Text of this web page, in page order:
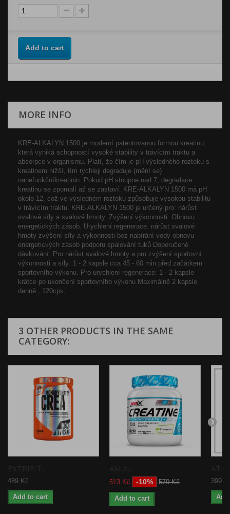
Add to cart
MORE INFO
KRE-ALKALYN 1500 je moderní patentovanou formou kreatinu,
která vyniká schopností vysoké stability v trávícím traktu a
absorpce v organismu. Platí, že čím je pH výsledného roztoku s
kreatinem nižší, tím rychleji degraduje (mění se)
nanefunkčníkreatinin. Pokud pH stoupne nad 7, degradace
kreatinu se zpomalí až se zastaví. KRE-ALKALYN 1500 má pH
okolo 12, což ve výsledném roztoku způsobuje vysokou stabilitu
v trávícím traktu. KRE-ALKALYN 1500 je určený pro: nárůst
svalové síly a svalové hmoty. Zvýšení výkonnosti. Obnovu
energetických zásob. Urychlení regenerace. nárůst svalové
hmoty zvýšení síly a výkonnosti bez nabírání vody obnovu
energetických zásob podporu spalování tuků Doporučené
dávkování: Pro nárůst svalové hmoty a pro zvýšení sportovní
výkonnosti a síly: 1 - 2 kapsle cca 45 - 60 min před začátkem
sportovního výkonu. Pro urychlení regenerace: 1 - 2 kapsle
krátce po ukončení sportovního výkonu Maximálně 2 kapsle
denně., 120cps,
3 OTHER PRODUCTS IN THE SAME
CATEGORY:
489 Kč
Add to cart
513 Kč -10% 570 Kč
Add to cart
399